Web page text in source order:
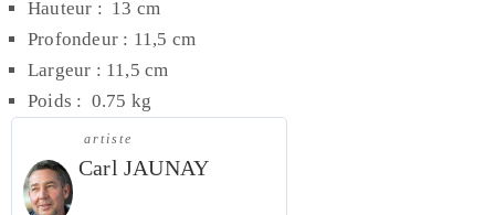
Hauteur : 13 cm
Profondeur : 11,5 cm
Largeur : 11,5 cm
Poids : 0.75 kg
artiste
Carl JAUNAY